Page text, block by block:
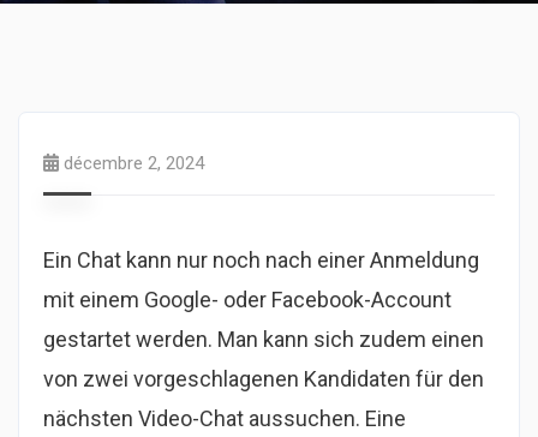
décembre 2, 2024
Ein Chat kann nur noch nach einer Anmeldung
mit einem Google- oder Facebook-Account
gestartet werden. Man kann sich zudem einen
von zwei vorgeschlagenen Kandidaten für den
nächsten Video-Chat aussuchen. Eine